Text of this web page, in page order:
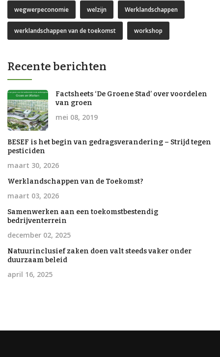
wegwerpeconomie welzijn Werklandschappen
werklandschappen van de toekomst workshop
Recente berichten
Factsheets ‘De Groene Stad’ over voordelen
van groen
mei 08, 2019
BESEF is het begin van gedragsverandering – Strijd tegen
pesticiden
maart 30, 2026
Werklandschappen van de Toekomst?
maart 03, 2026
Samenwerken aan een toekomstbestendig
bedrijventerrein
december 02, 2025
Natuurinclusief zaken doen valt steeds vaker onder
duurzaam beleid
april 16, 2025